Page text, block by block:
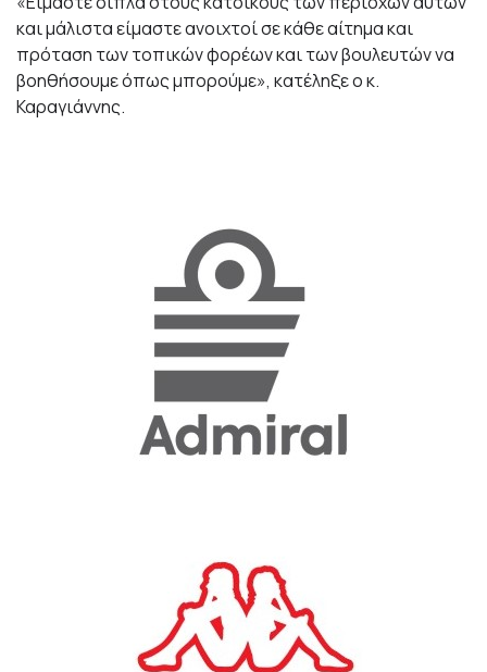
και μάλιστα είμαστε ανοιχτοί σε κάθε αίτημα και
πρόταση των τοπικών φορέων και των βουλευτών να
βοηθήσουμε όπως μπορούμε», κατέληξε ο κ.
Καραγιάννης.